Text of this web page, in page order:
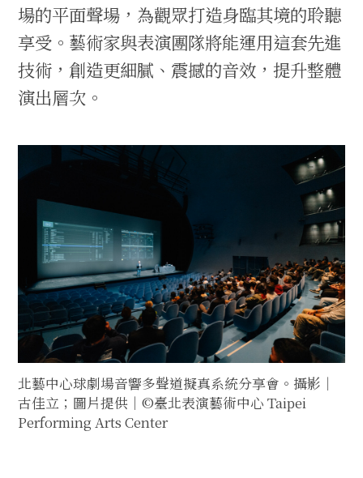
場的平面聲場，為觀眾打造身臨其境的聆聽
享受。藝術家與表演團隊將能運用這套先進
技術，創造更細膩、震撼的音效，提升整體
演出層次。
北藝中心球劇場音響多聲道擬真系統分享會。攝影｜
古佳立；圖片提供｜©臺北表演藝術中心 Taipei
Performing Arts Center